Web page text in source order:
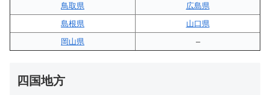
鳥取県
広島県
島根県
山口県
岡山県
–
四国地方